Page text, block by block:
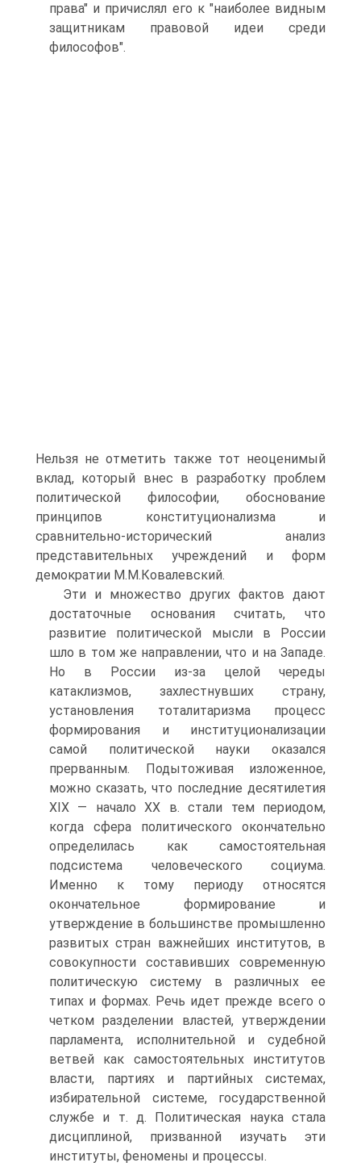
права" и причислял его к "наиболее видным
защитникам правовой идеи среди
философов".
Нельзя не отметить также тот неоценимый
вклад, который внес в разработку проблем
политической философии, обоснование
принципов конституционализма и
сравнительно-исторический анализ
представительных учреждений и форм
демократии М.М.Ковалевский.
Эти и множество других фактов дают
достаточные основания считать, что
развитие политической мысли в России
шло в том же направлении, что и на Западе.
Но в России из-за целой череды
катаклизмов, захлестнувших страну,
установления тоталитаризма процесс
формирования и институционализации
самой политической науки оказался
прерванным. Подытоживая изложенное,
можно сказать, что последние десятилетия
XIX — начало XX в. стали тем периодом,
когда сфера политического окончательно
определилась как самостоятельная
подсистема человеческого социума.
Именно к тому периоду относятся
окончательное формирование и
утверждение в большинстве промышленно
развитых стран важнейших институтов, в
совокупности составивших современную
политическую систему в различных ее
типах и формах. Речь идет прежде всего о
четком разделении властей, утверждении
парламента, исполнительной и судебной
ветвей как самостоятельных институтов
власти, партиях и партийных системах,
избирательной системе, государственной
службе и т. д. Политическая наука стала
дисциплиной, призванной изучать эти
институты, феномены и процессы.